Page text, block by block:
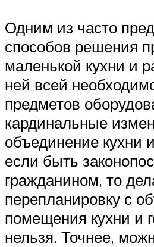
Одним из часто
способов решения
маленькой кухни и
ней всей
предметов
кардинальные
объединение кухни
если быть
гражданином, то
перепланировку с
помещения кухни и
нельзя. Точнее,